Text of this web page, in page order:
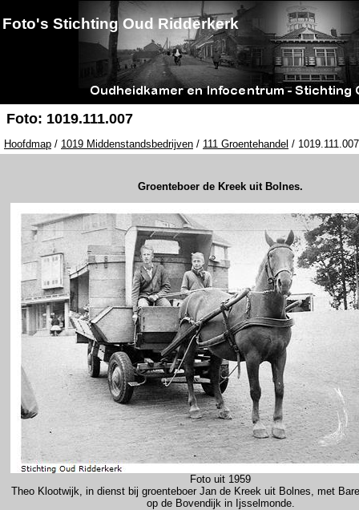
Foto's Stichting Oud Ridderkerk
Foto: 1019.111.007
Hoofdmap / 1019 Middenstandsbedrijven / 111 Groentehandel /
Groenteboer de Kreek uit Bolnes.
Foto uit 1959
Theo Klootwijk, in dienst bij groenteboer Jan de Kreek uit Bolnes, met
op de Bovendijk in Ijsselmonde.